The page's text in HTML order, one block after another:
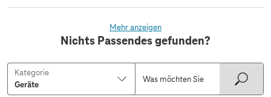
Mehr anzeigen
Nichts Passendes gefunden?
Kategorie